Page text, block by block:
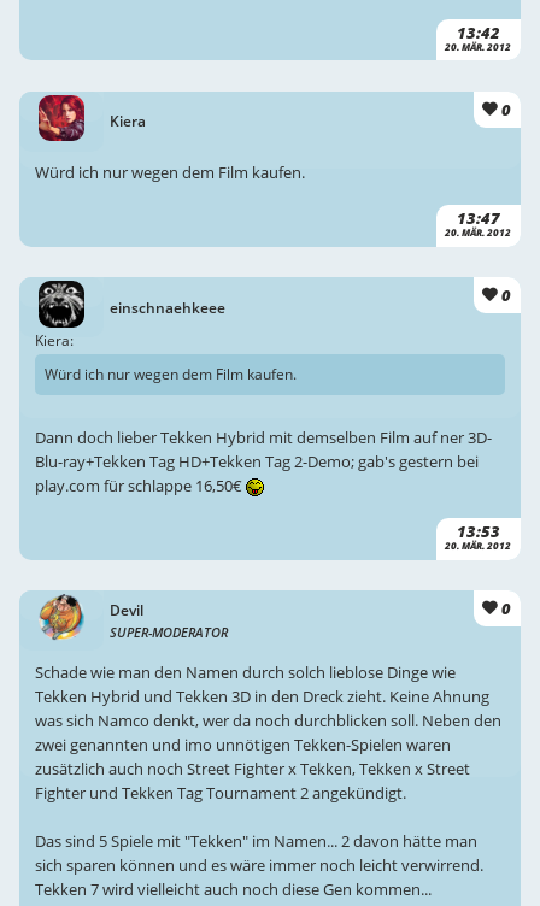
13:42
20. MÄR. 2012
Kiera
0
13:47
20. MÄR. 2012
Würd ich nur wegen dem Film kaufen.
einschnaehkeee
0
13:53
20. MÄR. 2012
Kiera:
Würd ich nur wegen dem Film kaufen.
Dann doch lieber Tekken Hybrid mit demselben Film auf ner 3D-
Blu-ray+Tekken Tag HD+Tekken Tag 2-Demo; gab's gestern bei
play.com für schlappe 16,50€
Devil
SUPER-MODERATOR
0
Schade wie man den Namen durch solch lieblose Dinge wie
Tekken Hybrid und Tekken 3D in den Dreck zieht. Keine Ahnung
was sich Namco denkt, wer da noch durchblicken soll. Neben den
zwei genannten und imo unnötigen Tekken-Spielen waren
zusätzlich auch noch Street Fighter x Tekken, Tekken x Street
Fighter und Tekken Tag Tournament 2 angekündigt.
Das sind 5 Spiele mit "Tekken" im Namen... 2 davon hätte man
sich sparen können und es wäre immer noch leicht verwirrend.
Tekken 7 wird vielleicht auch noch diese Gen kommen...